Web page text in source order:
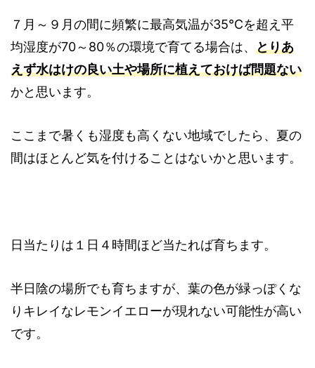
７月～９月の間に頻繁に最高気温が35℃を超え平
均湿度が70～80％の環境で育てる場合は、 とりあ
えず水はけの良い土や場所に植えておけば問題ない
かと思います。
ここまで暑くも湿度も高くない地域でしたら、夏の
間はほとんど気を付けることはないかと思います。
日当たりは１日４時間ほど当たれば育ちます。
半日陰の場所でも育ちますが、葉の色が緑っぽくな
りキレイなレモンイエローが現れない可能性が高い
です。